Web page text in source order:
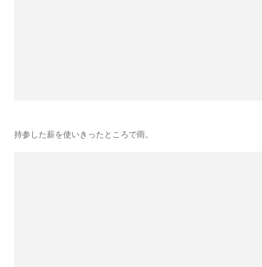
持参した薪を使いきったところで雨。